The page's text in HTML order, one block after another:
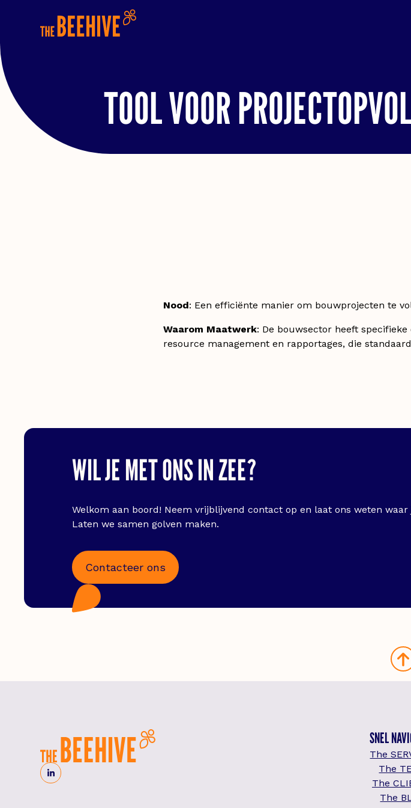
TOOL VOOR
Nood: Een efficiënte manier om bouwprojecten te
Waarom Maatwerk: De bouwsector heeft specifieke
resource management en rapportages, die
WIL JE MET ONS IN ZEE?
Welkom aan boord! Neem vrijblijvend contact op en laat ons weten
Laten we samen golven maken.
Contacteer ons
SNEL
The
The
The
The